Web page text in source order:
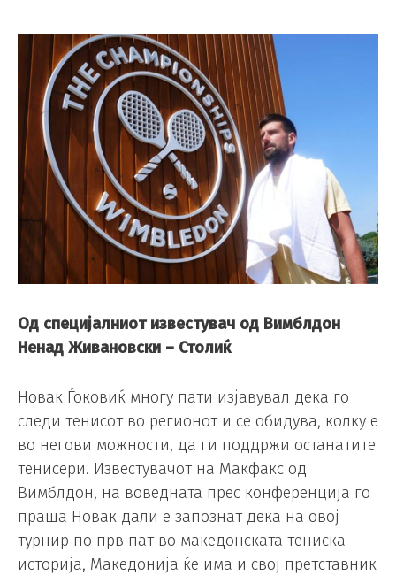
Од специјалниот известувач од Вимблдон
Ненад Живановски – Столиќ
Новак Ѓоковиќ многу пати изјавувал дека го
следи тенисот во регионот и се обидува, колку е
во негови можности, да ги поддржи останатите
тенисери. Известувачот на Макфакс од
Вимблдон, на воведната прес конференција го
праша Новак дали е запознат дека на овој
турнир по прв пат во македонската тениска
историја, Македонија ќе има и свој претставник